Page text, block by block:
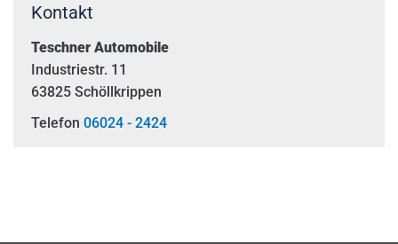
Kontakt
Teschner Automobile
Industriestr. 11
63825 Schöllkrippen
Telefon 06024 - 2424